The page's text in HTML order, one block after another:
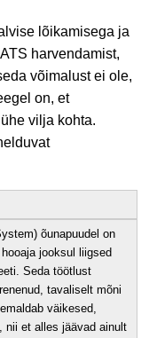
lõikamisega ja
harvendamist,
võimalust ei ole,
on, et
vilja kohta.
õunapuudel on
jooksul liigsed
Seda töötlust
tavaliselt mõni
väikesed,
nii et alles jäävad ainult